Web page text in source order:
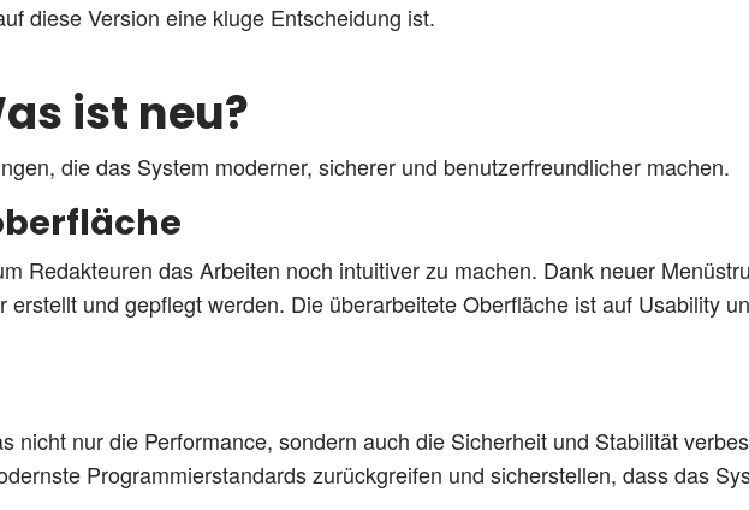
diese Version eine kluge Entscheidung ist.
ist neu?
die das System moderner, sicherer und benutzerfreundlicher machen.
Redakteuren das Arbeiten noch intuitiver zu machen. Dank neuer
erstellt und gepflegt werden. Die überarbeitete Oberfläche ist auf Usability
nicht nur die Performance, sondern auch die Sicherheit und Stabilität
Programmierstandards zurückgreifen und sicherstellen, dass das